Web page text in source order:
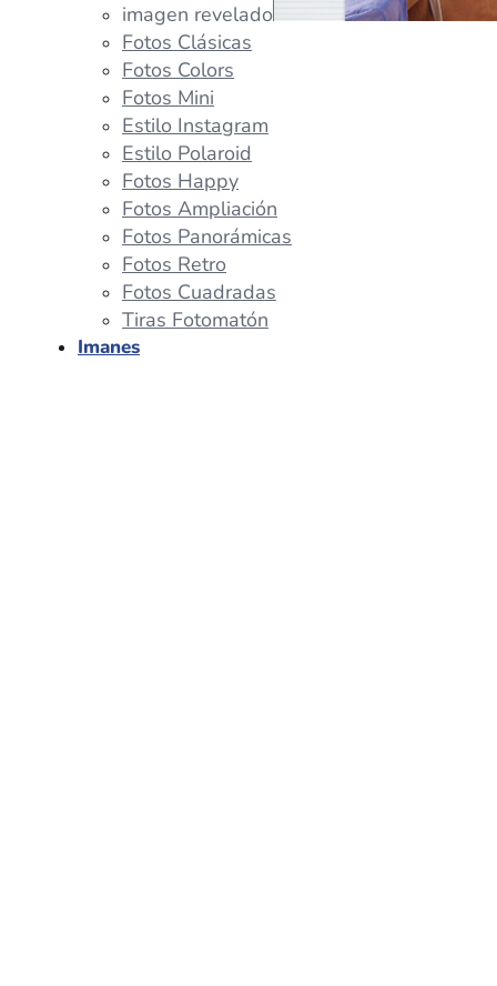
imagen revelado
Fotos Clásicas
Fotos Colors
Fotos Mini
Estilo Instagram
Estilo Polaroid
Fotos Happy
Fotos Ampliación
Fotos Panorámicas
Fotos Retro
Fotos Cuadradas
Tiras Fotomatón
Imanes